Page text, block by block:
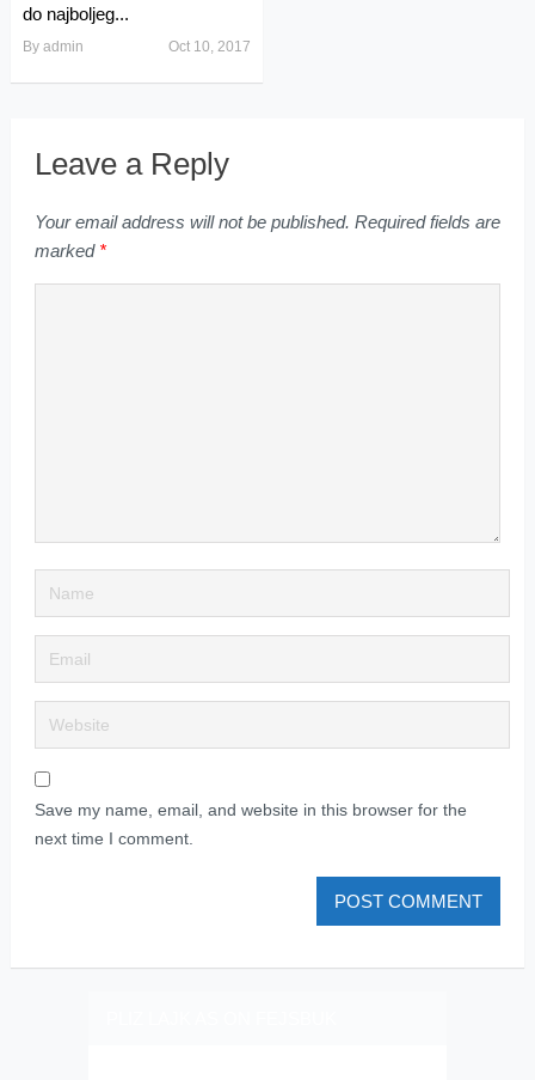
do najboljeg...
By admin Oct 10, 2017
Leave a Reply
Your email address will not be published. Required fields are
marked *
Save my name, email, and website in this browser for the
next time I comment.